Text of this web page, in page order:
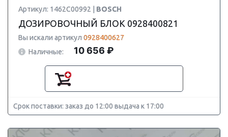
Артикул: 1462C00992 | BOSCH
ДОЗИРОВОЧНЫЙ БЛОК 0928400821
Вы искали артикул 0928400627
Наличные:
10 656 ₽
Срок поставки: заказ до 12:00 выдача к 17:00